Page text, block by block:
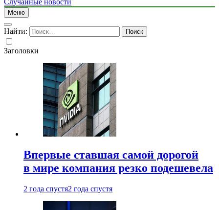
Случайные новости
Меню
Найти:
Заголовки
Впервые ставшая самой дорогой
в мире компания резко подешевела
2 года спустя2 года спустя